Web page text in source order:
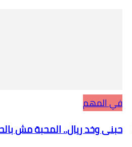
في المهم
حبنى وخد ريال.. المحبة مش